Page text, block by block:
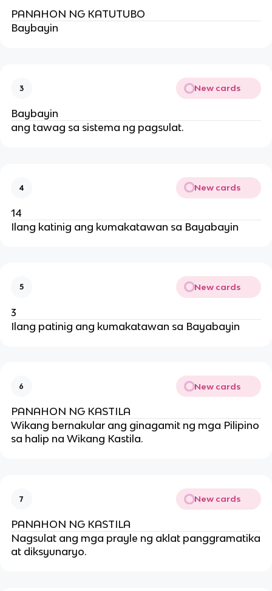
PANAHON NG KATUTUBO
Baybayin
3 New cards
Baybayin
ang tawag sa sistema ng pagsulat.
4 New cards
14
Ilang katinig ang kumakatawan sa Bayabayin
5 New cards
3
Ilang patinig ang kumakatawan sa Bayabayin
6 New cards
PANAHON NG KASTILA
Wikang bernakular ang ginagamit ng mga Pilipino
sa halip na Wikang Kastila.
7 New cards
PANAHON NG KASTILA
Nagsulat ang mga prayle ng aklat panggramatika
at diksyunaryo.